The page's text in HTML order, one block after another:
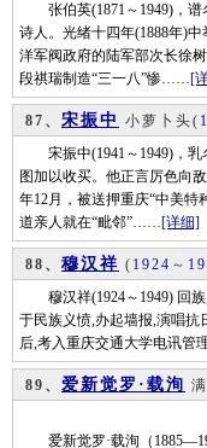
张伯英(1871～1949)，谱
诗人。光绪十四年(1888年)
洋军阀政府的陆军部次长徐
段祺瑞制造“三一八”惨……[
87、 宋振中 小萝卜头(
宋振中(1941～1949)，乳
图加以收买。他正言厉色向
年12月，被送押重庆“中美特
道亲人就在“毗邻”……[详细]
88、 穆汉祥 ( 1924 ～
穆汉祥(1924～1949) 回族,
于民族义愤,办起墙报,演唱抗
后,考入重庆交通大学电讯管
89、 爱新觉罗·载洵
爱新觉罗·载洵（